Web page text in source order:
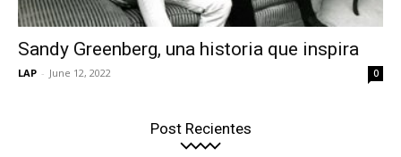
Sandy Greenberg, una historia que inspira
LAP - June 12, 2022 0
Post Recientes